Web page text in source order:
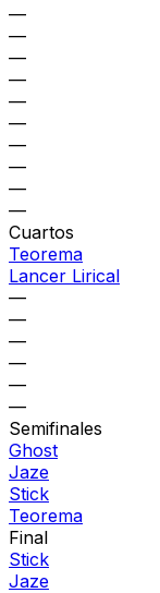
—
—
—
—
—
—
—
—
—
—
Cuartos
Teorema
Lancer Lirical
—
—
—
—
—
—
Semifinales
Ghost
Jaze
Stick
Teorema
Final
Stick
Jaze